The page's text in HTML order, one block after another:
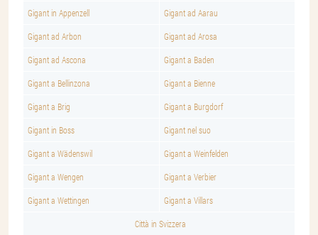
Gigant in Appenzell Gigant ad Aarau
Gigant ad Arbon Gigant ad Arosa
Gigant ad Ascona Gigant a Baden
Gigant a Bellinzona Gigant a Bienne
Gigant a Brig Gigant a Burgdorf
Gigant in Boss Gigant nel suo
Gigant a Wädenswil Gigant a Weinfelden
Gigant a Wengen Gigant a Verbier
Gigant a Wettingen Gigant a Villars
Città in Svizzera